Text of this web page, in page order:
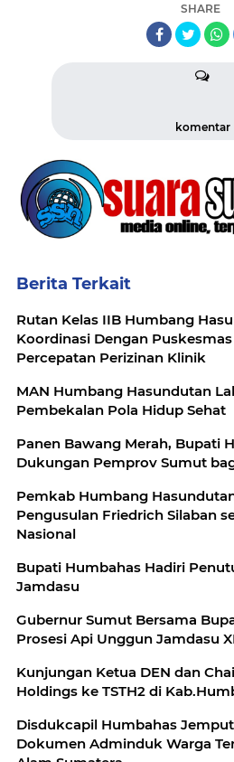
SHARE
komentar
Berita Terkait
Rutan Kelas IIB Humbang
Koordinasi Dengan
Percepatan Perizinan Klinik
MAN Humbang Hasundutan Laksanakan
Pembekalan Pola Hidup Sehat
Panen Bawang Merah, Bupati
Dukungan Pemprov Sumut
Pemkab Humbang
Pengusulan Friedrich Silaban
Nasional
Bupati Humbahas Hadiri
Jamdasu
Gubernur Sumut Bersama
Prosesi Api Unggun Jamdasu
Kunjungan Ketua DEN dan
Disdukcapil Humbahas
Dokumen Adminduk Warga